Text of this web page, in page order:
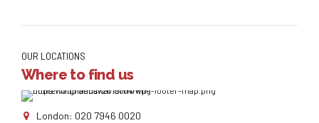
OUR LOCATIONS
Where to find us
London: 020 7946 0020